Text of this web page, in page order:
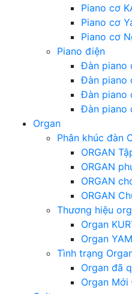
Piano cơ
Piano cơ
Piano cơ
Piano điện
Đàn piano
Đàn piano
Đàn piano
Đàn piano
Organ
Phân khúc đàn
ORGAN
ORGAN
ORGAN
ORGAN
Thương hiệu
Organ
Organ
Tình trạng
Organ đã
Organ